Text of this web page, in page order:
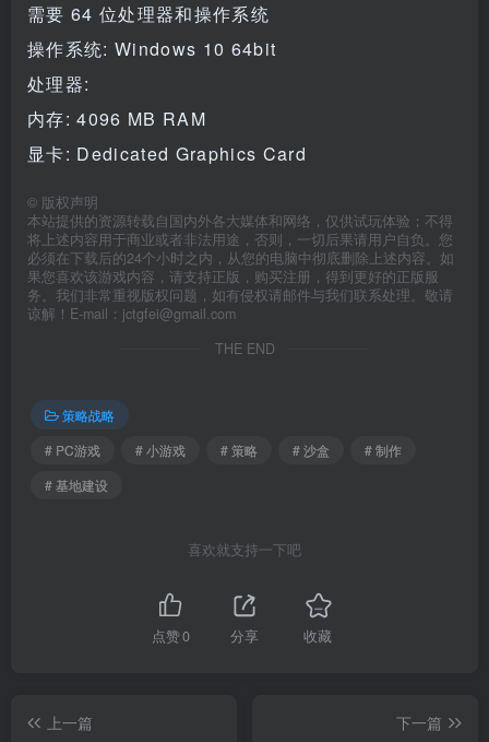
需要 64 位处理器和操作系统
操作系统: Windows 10 64bit
处理器:
内存: 4096 MB RAM
显卡: Dedicated Graphics Card
© 版权声明
本站提供的资源转载自国内外各大媒体和网络，仅供试玩体验；不得
将上述内容用于商业或者非法用途，否则，一切后果请用户自负。您
必须在下载后的24个小时之内，从您的电脑中彻底删除上述内容。如
果您喜欢该游戏内容，请支持正版，购买注册，得到更好的正版服
务。我们非常重视版权问题，如有侵权请邮件与我们联系处理。敬请
谅解！E-mail：jctgfei@gmail.com
THE END
策略战略
# PC游戏
# 小游戏 # 策略 # 沙盒
# 制作
# 基地建设
喜欢就支持一下吧
点赞0 分享 收藏
上一篇
下一篇